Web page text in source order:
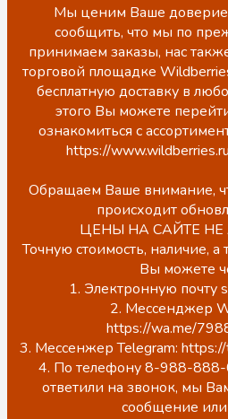
Мы ценим Ваше
сообщить, что мы по
принимаем заказы, нас
торговой площадке
бесплатную доставку в
этого Вы можете
ознакомиться с
https://
Обращаем Ваше внимание,
происходит
ЦЕНЫ НА САЙТЕ НЕ
Точную стоимость, наличие,
Вы можете
1. Электронную почту
2. Мессенджер
https://wa.me/
3. Мессенжер Telegram:
4. По телефону 8-988-
ответили на звонок, мы
сообщение